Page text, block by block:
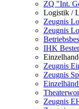
ZQ "Int.
Logistik /
Zeugnis
Zeugnis
IHK
Zeugnis
Zeugnis
Zeugnis